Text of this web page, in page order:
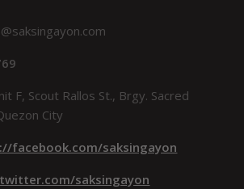
F, Scout Rallos St., Brgy. Sacred
City
facebook.com/saksingayon
saksingayon